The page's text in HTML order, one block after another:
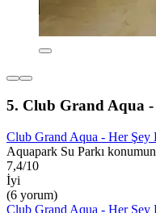
5. Club Grand Aqua
Club Grand Aqua - Her Şey
Aquapark Su Parkı
7,4/10
İyi
(6 yorum)
Club Grand Aqua - Her Şey